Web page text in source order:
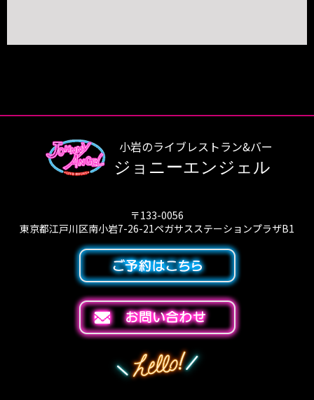
小岩のライブレストラン&バー
ジョニーエンジェル
〒133-0056
東京都江戸川区南小岩7-26-21ペガサスステーションプラザB1